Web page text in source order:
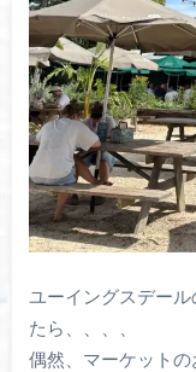
ユーイングスデー
たら、、、、
偶然、マーケットの